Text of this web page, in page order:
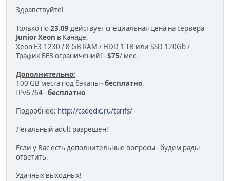
Здравствуйте!
Только по23.09 действует специальная цена на сервера
Junior Xeon в Канаде.
Xeon E3-1230 / 8 GB RAM / HDD 1 TB или SSD 120Gb /
Трафик БЕЗ ограничений! -$75/ мес.
Дополнительно:
100 GB места под бэкапы -бесплатно.
IPv6 /64 -бесплатно
Подробнее: http://cadedic.ru/tarifs/
Легальный adult разрешен!
Если у Вас есть дополнительные вопросы - будем рады
ответить.
Удачных выходных!